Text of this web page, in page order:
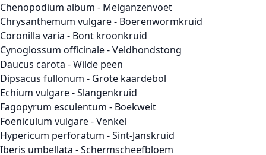
Chenopodium album - Melganzenvoet
Chrysanthemum vulgare - Boerenwormkruid
Coronilla varia - Bont kroonkruid
Cynoglossum officinale - Veldhondstong
Daucus carota - Wilde peen
Dipsacus fullonum - Grote kaardebol
Echium vulgare - Slangenkruid
Fagopyrum esculentum - Boekweit
Foeniculum vulgare - Venkel
Hypericum perforatum - Sint-Janskruid
Iberis umbellata - Schermscheefbloem